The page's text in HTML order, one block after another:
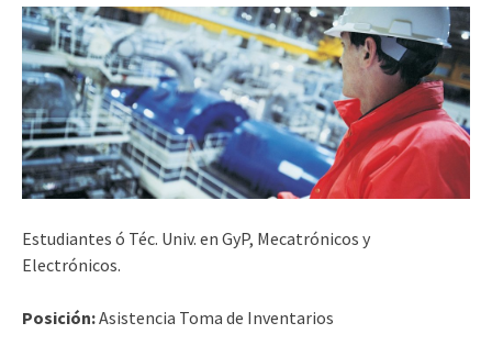
Estudiantes ó Téc. Univ. en GyP, Mecatrónicos y
Electrónicos.
Posición:Asistencia Toma de Inventarios